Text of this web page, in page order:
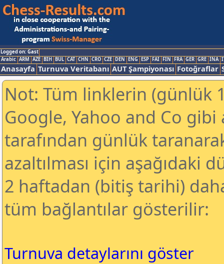
Logged on: Gast
Arabic ARM AZE BIH BUL CAT CHN CRO CZE DEN ENG ESP FAI FIN FRA GER GRE INA
Anasayfa Turnuva Veritabanı AUT Şampiyonası Fotoğraflar
Not: Tüm linklerin (günlük
Google, Yahoo and Co
tarafından günlük
azaltılması için aşağıdaki
2 haftadan (bitiş tarihi)
tüm bağlantılar gösterilir:
Turnuva detaylarını göster